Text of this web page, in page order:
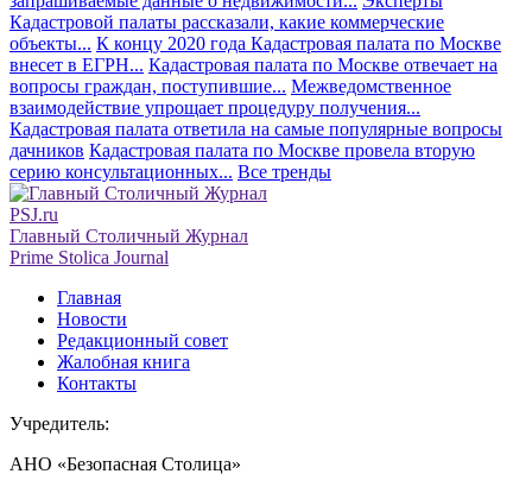
Кадастровой палаты рассказали, какие коммерческие
объекты... К концу 2020 года Кадастровая палата по Москве
внесет в ЕГРН... Кадастровая палата по Москве отвечает на
вопросы граждан, поступившие... Межведомственное
взаимодействие упрощает процедуру получения...
Кадастровая палата ответила на самые популярные вопросы
дачников Кадастровая палата по Москве провела вторую
серию консультационных... Все тренды
PSJ.ru
Главный Столичный Журнал
Prime Stolica Journal
Главная
Новости
Редакционный совет
Жалобная книга
Контакты
Учредитель:
АНО «Безопасная Столица»